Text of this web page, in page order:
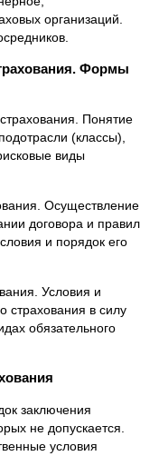
организаций.
Формы
Понятие
(классы),
виды
Осуществление
договора и правил
и порядок его
Условия и
страхования в силу
обязательного
заключения
не допускается.
условия